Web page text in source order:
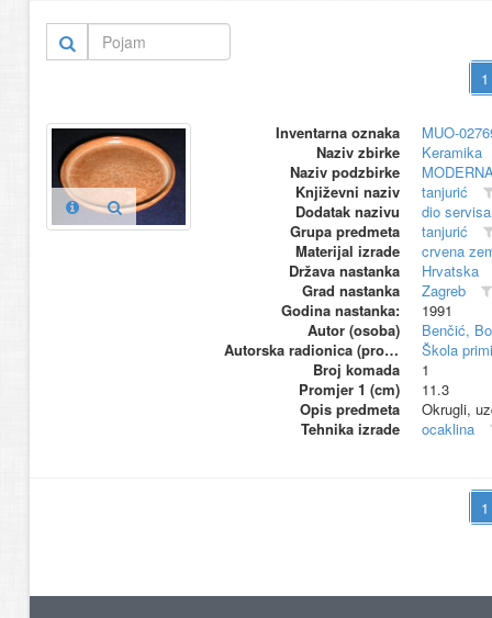
Inventarna oznaka
MUO-
Naziv zbirke
Keramika
Naziv podzbirke
Književni naziv
tanjurić
Dodatak nazivu
dio
Grupa predmeta
tanjurić
Materijal izrade
crvena
Država nastanka
Hrvatska
Grad nastanka
Zagreb
Godina nastanka:
1991
Autor (osoba)
Benčić,
Autorska radionica (proizvođač)
Škola
Broj komada
1
Promjer 1 (cm)
11.3
Opis predmeta
Okrugli,
Tehnika izrade
ocaklina